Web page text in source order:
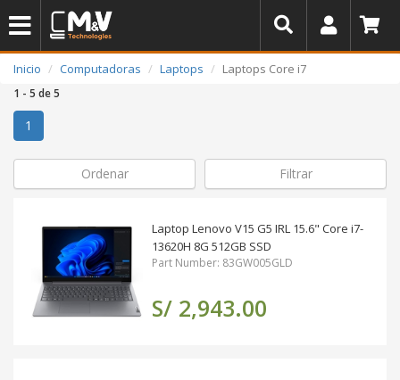
Inicio Computadoras Laptops Laptops Core i7
1 - 5 de 5
1
Ordenar Filtrar
Laptop Lenovo V15 G5 IRL 15.6" Core i7-
13620H 8G 512GB SSD
Part Number: 83GW005GLD
S/ 2,943.00